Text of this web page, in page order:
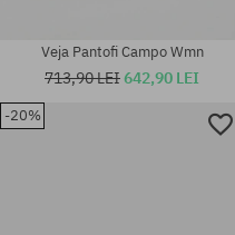
Mărimi existente:
Veja Pantofi Campo Wmn
713,90 LEI642,90 LEI
-20%